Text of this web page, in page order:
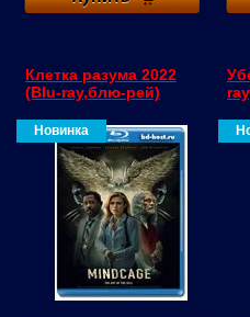
Клетка разума 2022
(Blu-ray,блю-рей)
Новинка